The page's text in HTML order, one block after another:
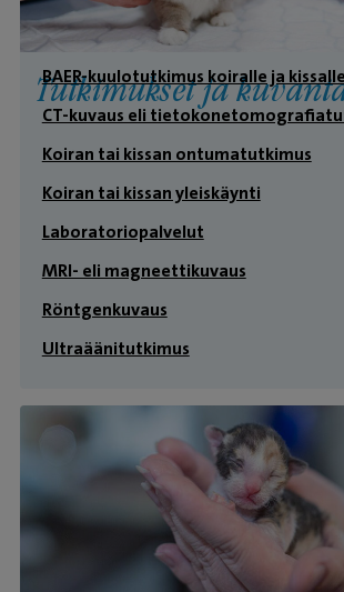
Tutkimukset ja
BAER-kuulotutkimus koiralle ja kissalle
CT-kuvaus eli
Koiran tai kissan ontumatutkimus
Koiran tai kissan yleiskäynti
Laboratoriopalvelut
MRI- eli magneettikuvaus
Röntgenkuvaus
Ultraäänitutkimus